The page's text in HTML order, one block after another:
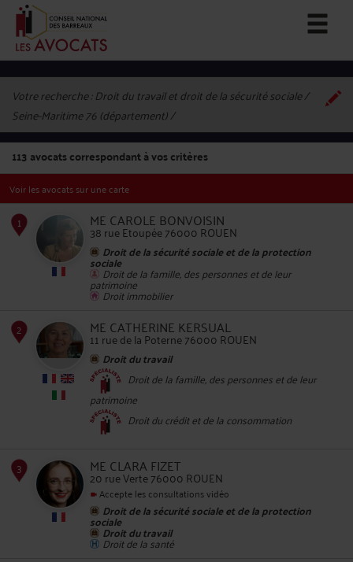
Votre recherche :Droit du travail et droit de la sécurité sociale /
Seine-Maritime 76 (département)
113avocats correspondant à vos critères
Voir les avocats sur une carte
ME CAROLE BONVOISIN
38 rue Etoupée 76000 ROUEN
Droit de la sécurité sociale et de la protection
sociale
Droit de la famille, des personnes et de leur
patrimoine
Droit immobilier
ME CATHERINE KERSUAL
11 rue de la Poterne 76000 ROUEN
Droit du travail
Droit de la famille, des personnes et de leur
patrimoine
Droit du crédit et de la consommation
ME CLARA FIZET
20 rue Verte 76000 ROUEN
Accepte les consultations vidéo
Droit de la sécurité sociale et de la protection
sociale
Droit du travail
Droit de la santé